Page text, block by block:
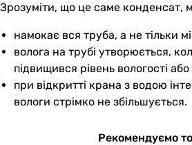
Зрозуміти, що це саме конденсат,
намокає вся труба, а не тільки
волога на трубі утворюється,
підвищився рівень вологості
при відкритті крана з водою
вологи стрімко не збільшується.
Рекомендуємо